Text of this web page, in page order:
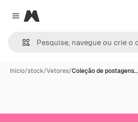
Close menu
Magnific
Início/stock/Vetores/Coleção de postagens…